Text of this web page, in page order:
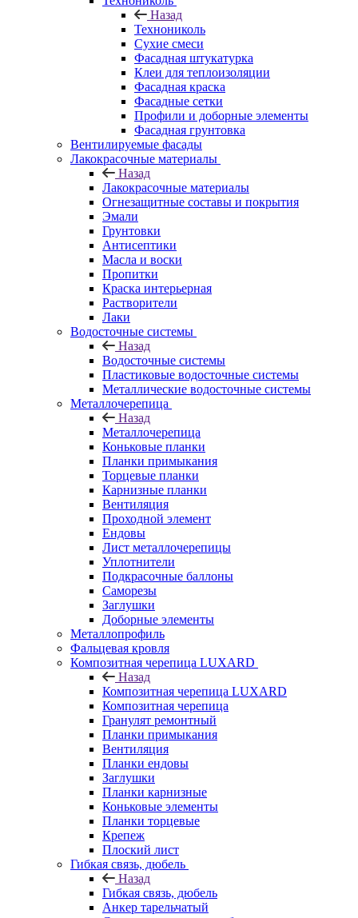
Назад
Технониколь
Сухие смеси
Фасадная штукатурка
Клеи для теплоизоляции
Фасадная краска
Фасадные сетки
Профили и доборные элементы
Фасадная грунтовка
Вентилируемые фасады
Лакокрасочные материалы
Назад
Лакокрасочные материалы
Огнезащитные составы и покрытия
Эмали
Грунтовки
Антисептики
Масла и воски
Пропитки
Краска интерьерная
Растворители
Лаки
Водосточные системы
Назад
Водосточные системы
Пластиковые водосточные системы
Металлические водосточные системы
Металлочерепица
Назад
Металлочерепица
Коньковые планки
Планки примыкания
Торцевые планки
Карнизные планки
Вентиляция
Проходной элемент
Ендовы
Лист металлочерепицы
Уплотнители
Подкрасочные баллоны
Саморезы
Заглушки
Доборные элементы
Металлопрофиль
Фальцевая кровля
Композитная черепица LUXARD
Назад
Композитная черепица LUXARD
Композитная черепица
Гранулят ремонтный
Планки примыкания
Вентиляция
Планки ендовы
Заглушки
Планки карнизные
Коньковые элементы
Планки торцевые
Крепеж
Плоский лист
Гибкая связь, дюбель
Назад
Гибкая связь, дюбель
Анкер тарельчатый